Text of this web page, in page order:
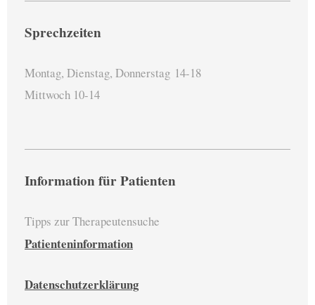
Sprechzeiten
Montag, Dienstag, Donnerstag 14-18
Mittwoch 10-14
Information für Patienten
Tipps zur Therapeutensuche
Patienteninformation
Datenschutzerklärung